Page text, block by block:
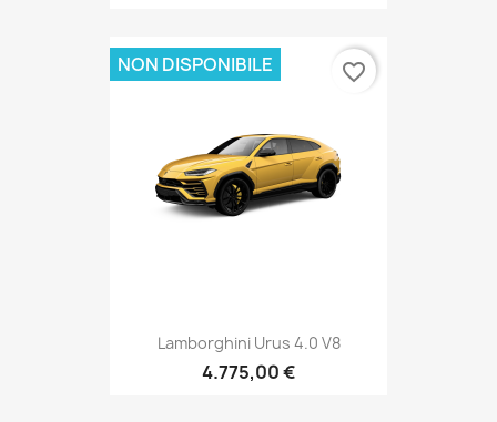
Lamborghini Urus 4.0 V8
4.775,00 €
NON DISPONIBILE favorite_border